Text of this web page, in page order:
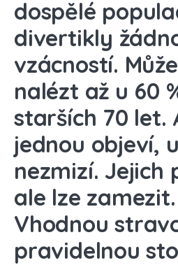
dospělé
divertikly
vzácností.
nalézt až u 60
starších 70 let.
jednou objeví,
nezmizí. Jejich
ale lze
Vhodnou
pravidelnou